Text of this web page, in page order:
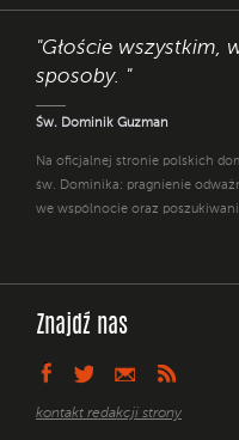
"Głoście wszystkim,
sposoby. "
Św. Dominik Guzman
Na oficjalnej stronie polskich
św. Dominika: pragnienie
we wspólnocie oraz
Znajdź nas
kontakt redakcji strony